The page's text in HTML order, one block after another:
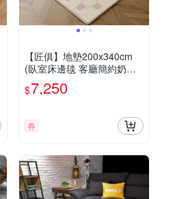
【匠俱】地墊200x340cm
(臥室床邊毯 客廳簡約奶油
風地墊 耐臟沙發茶幾毯 家
用地毯)
$7,250
券